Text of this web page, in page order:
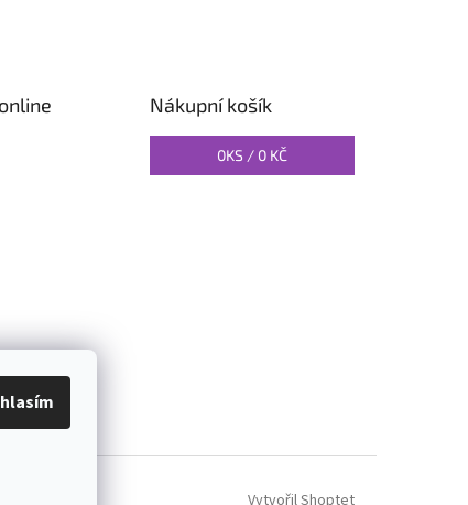
Nákupní košík
0KS / 0 KČ
Vytvořil Shoptet